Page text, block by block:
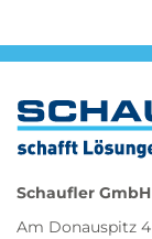
Schaufler GmbH
Am Donauspitz 4